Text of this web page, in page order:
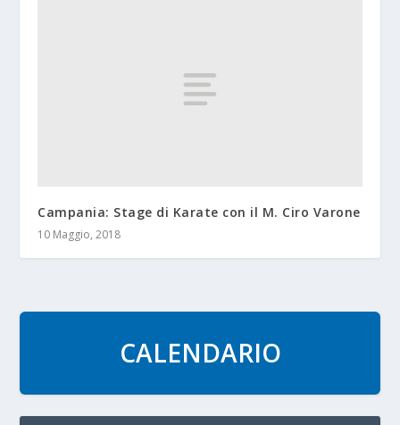
Campania: Stage di Karate con il M. Ciro Varone
10 Maggio, 2018
CALENDARIO